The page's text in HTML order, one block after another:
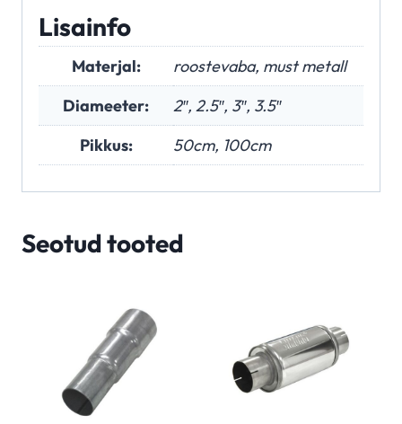
Lisainfo
Materjal:
roostevaba, must metall
Diameeter:
2″, 2.5″, 3″, 3.5″
Pikkus:
50cm, 100cm
Seotud tooted